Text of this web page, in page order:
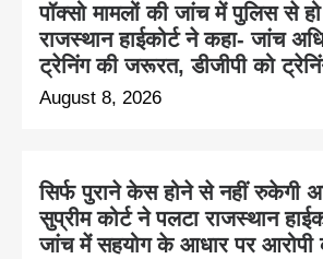
पॉक्सो मामलों की जांच में पुलिस से
राजस्थान हाईकोर्ट ने कहा- जांच
ट्रेनिंग की जरूरत, डीजीपी को
August 8, 2026
सिर्फ पुराने केस होने से नहीं रुकेगी
सुप्रीम कोर्ट ने पलटा राजस्थान
जांच में सहयोग के आधार पर आरोपी